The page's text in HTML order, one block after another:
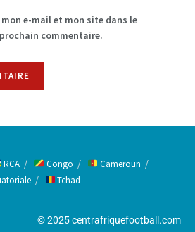
e-mail et mon site dans le
commentaire.
RCA Congo
Cameroun
Tchad
© 2025 centrafriquefootball.com